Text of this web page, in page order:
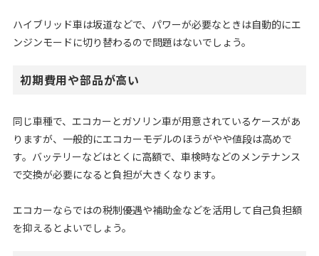
ハイブリッド車は坂道などで、パワーが必要なときは自動的にエ
ンジンモードに切り替わるので問題はないでしょう。
初期費用や部品が高い
同じ車種で、エコカーとガソリン車が用意されているケースがあ
りますが、一般的にエコカーモデルのほうがやや値段は高めで
す。バッテリーなどはとくに高額で、車検時などのメンテナンス
で交換が必要になると負担が大きくなります。
エコカーならではの税制優遇や補助金などを活用して自己負担額
を抑えるとよいでしょう。